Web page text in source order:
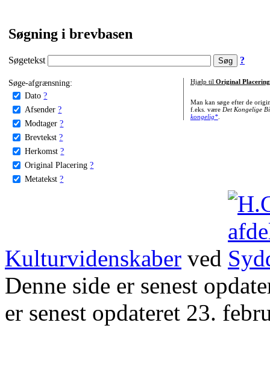
Søgning i brevbasen
Søgetekst ?
Søge-afgrænsning:
Dato ?
Afsender ?
Modtager ?
Brevtekst ?
Herkomst ?
Original Placering ?
Metatekst ?
Hjælp til Original Placering
Man kan søge efter de
f.eks. være Det Kongelige
kongelig*.
Kulturvidenskaber ved
Denne side er senest
er senest opdateret 23.